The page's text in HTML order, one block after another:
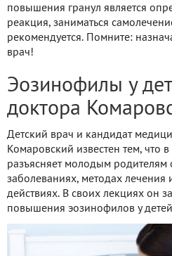
повышения гранул является
реакция, заниматься
рекомендуется. Помните:
врач!
Эозинофилы у
доктора
Детский врач и кандидат
Комаровский известен тем, что
разъясняет молодым родителям
заболеваниях, методах лечения
действиях. В своих лекциях он
повышения эозинофилов у